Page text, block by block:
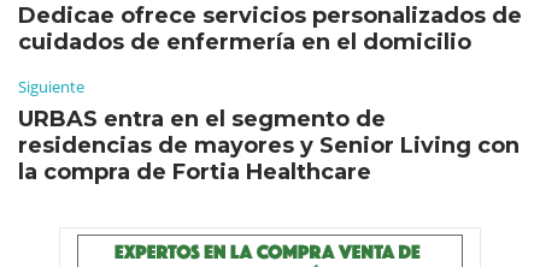
Dedicae ofrece servicios personalizados de
cuidados de enfermería en el domicilio
Siguiente
URBAS entra en el segmento de
residencias de mayores y Senior Living con
la compra de Fortia Healthcare